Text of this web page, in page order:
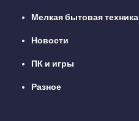
Мелкая бытовая техника
Новости
ПК и игры
Разное